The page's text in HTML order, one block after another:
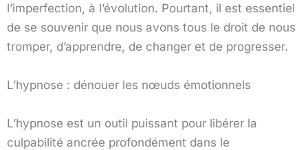
l’imperfection, à l’évolution. Pourtant, il est essentiel
de se souvenir que nous avons tous le droit de nous
tromper, d’apprendre, de changer et de progresser.
L’hypnose : dénouer les nœuds émotionnels
L’hypnose est un outil puissant pour libérer la
culpabilité ancrée profondément dans le